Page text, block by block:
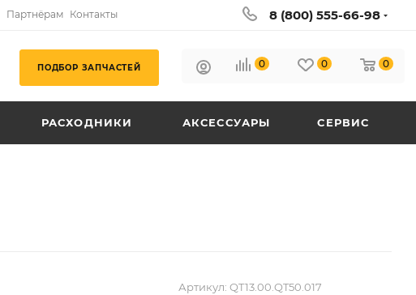
Партнёрам Контакты 8 (800) 555-66-98
ПОДБОР ЗАПЧАСТЕЙ 0 0 0
РАСХОДНИКИ АКСЕССУАРЫ СЕРВИС
Артикул: QT13.00.QT50.017